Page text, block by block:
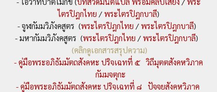
ไตรปิฎกไทย /พระไตรปิฎกบาลี)
- จูฬกัมมวิภังคสูตร (พระไตรปิฎกไทย /พระไตรปิฎกบาลี)
- มหากัมมวิภังคสูตร (พระไตรปิฎกไทย /พระไตรปิฎกบาลี)
(คลิกดูเอกสารสรุปความ)
- คู่มือพระอภิธัมมัตถสังคหะ ปริจเฉทที่ ๕ วิถีมุตตสังคหวิภาค
กัมมจตุกะ
- คู่มือพระอภิธัมมัตถสังคหะ ปริจเฉทที่ ๘ ปัจจยสังคหวิภาค